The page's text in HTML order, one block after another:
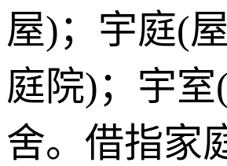
屋)；宇庭(
庭院)；宇室
舍。借指家